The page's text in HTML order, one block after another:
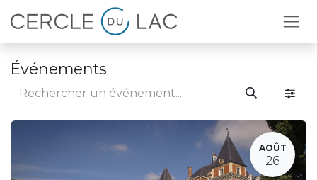
Se rendre au contenu
Événements
AOÛT
26